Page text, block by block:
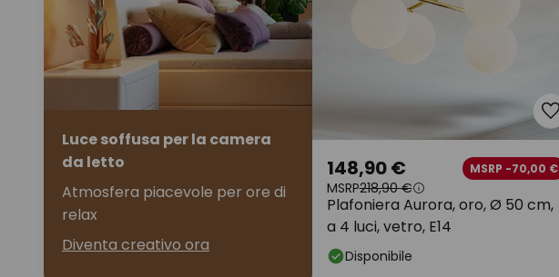
Luce soffusa per la camera
da letto
Atmosfera piacevole per ore di
relax
Diventa creativo ora
Plafoniera Aurora, oro, Ø 50 cm,
a 4 luci, vetro, E14
148,90 € MSRP -70,00 €
MSRP218,90 €
Disponibile